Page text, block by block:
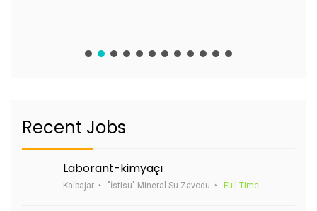
Recent Jobs
Laborant-kimyaçı
Kalbajar "İstisu" Mineral Su Zavodu Full Time